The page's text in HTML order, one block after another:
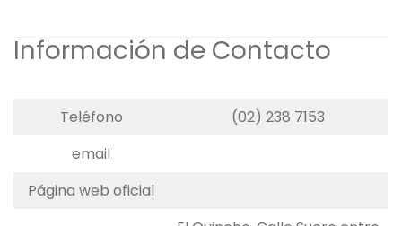
Información de Contacto
Teléfono
(02) 238 7153
email
Página web oficial